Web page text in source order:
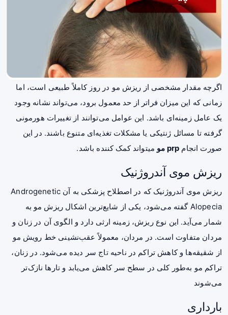
اگرچه مقدار مشخصی از ریزش مو در روز کاملاً طبیعی است، اما
زمانی که این میزان فراتر از حد معمول برود، می‌تواند نشانه وجود
یک عامل زمینه‌ای باشد. این عوامل می‌توانند از تغییرات هورمونی
گرفته تا مسائل ژنتیکی یا مشکلات تغذیه‌ای متنوع باشند. در این
صورت انجام prp مو میتواند کمک کننده باشد.
ریزش موی آندروژنیک
ریزش موی آندروژنیک که در اصطلاح پزشکی به آن Androgenetic
Alopecia گفته می‌شود، یکی از شایع‌ترین اشکال ریزش مو به
شمار می‌آید. این نوع ریزش، زمینه ارثی دارد و الگوی آن در زنان و
مردان متفاوت است. در مردان، معمولاً عقب‌نشینی خط رویش مو
از شقیقه‌ها و کاهش تراکم در ناحیه تاج سر دیده می‌شود. در زنان،
تراکم مو به‌طور کلی در سطح سر کاهش می‌یابد و تارها نازک‌تر
می‌شوند
بارداری